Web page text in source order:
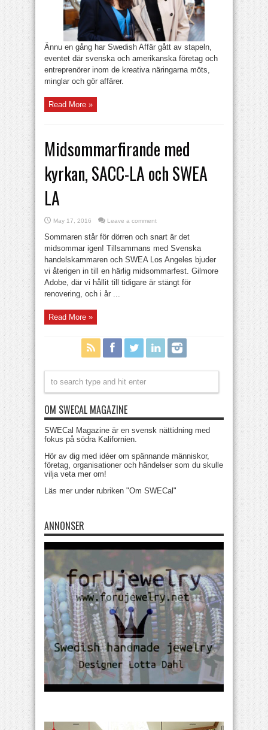
Ännu en gång har Swedish Affär gått av stapeln,
eventet där svenska och amerikanska företag och
entreprenörer inom de kreativa näringarna möts,
minglar och gör affärer.
Read More »
Midsommarfirande med
kyrkan, SACC-LA och SWEA
LA
May 17, 2016 Leave a comment
Sommaren står för dörren och snart är det
midsommar igen! Tillsammans med Svenska
handelskammaren och SWEA Los Angeles bjuder
vi återigen in till en härlig midsommarfest. Gilmore
Adobe, där vi hållit till tidigare är stängt för
renovering, och i år ...
Read More »
OM SWECAL MAGAZINE
SWECal Magazine är en svensk nättidning med
fokus på södra Kalifornien.
Hör av dig med idéer om spännande människor,
företag, organisationer och händelser som du skulle
vilja veta mer om!
Läs mer under rubriken "Om SWECal"
ANNONSER